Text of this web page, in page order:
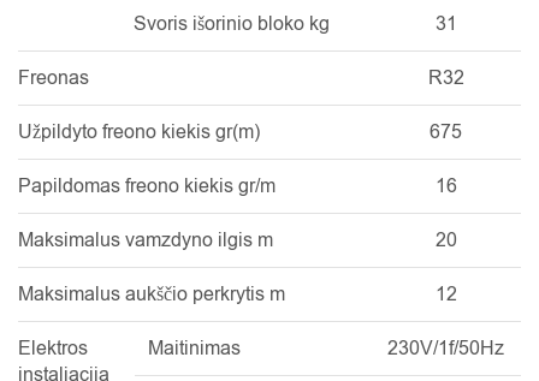
Svoris išorinio bloko kg 31
Freonas R32
Užpildyto freono kiekis gr(m) 675
Papildomas freono kiekis gr/m 16
Maksimalus vamzdyno ilgis m 20
Maksimalus aukščio perkrytis m 12
Elektros
instaliacija
Maitinimas 230V/1f/50Hz